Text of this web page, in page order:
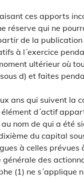
ces apports
réserve qui ne
de la
à l´exercice
ultérieur où
d) et faites
ans qui suivent la
d´actif
nom de qui a été
du capital
à celles prévues
générale des
(1) ne s´applique